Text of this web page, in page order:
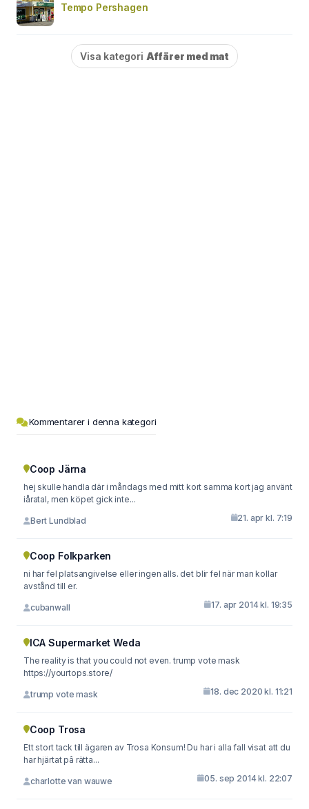
Tempo Pershagen
Visa kategori Affärer med mat
Kommentarer i denna kategori
Coop Järna
hej skulle handla där i måndags med mitt kort samma kort jag använt
iåratal, men köpet gick inte...
Bert Lundblad 21. apr kl. 7:19
Coop Folkparken
ni har fel platsangivelse eller ingen alls. det blir fel när man kollar
avstånd till er.
cubanwall 17. apr 2014 kl. 19:35
ICA Supermarket Weda
The reality is that you could not even. trump vote mask
https://yourtops.store/
trump vote mask 18. dec 2020 kl. 11:21
Coop Trosa
Ett stort tack till ägaren av Trosa Konsum! Du har i alla fall visat att du
har hjärtat pâ rätta...
charlotte van wauwe 05. sep 2014 kl. 22:07